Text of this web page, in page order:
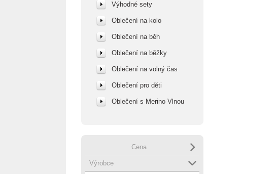
Výhodné sety
Oblečení na kolo
Oblečení na běh
Oblečení na běžky
Oblečení na volný čas
Oblečení pro děti
Oblečení s Merino Vlnou
Cena
Výrobce